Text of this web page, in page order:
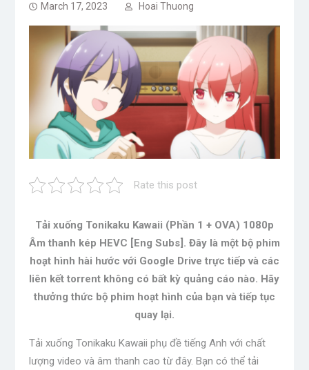
March 17, 2023 Hoai Thuong
Rate this post
Tải xuống Tonikaku Kawaii (Phần 1 + OVA) 1080p
Âm thanh kép HEVC [Eng Subs]. Đây là một bộ phim
hoạt hình hài hước với Google Drive trực tiếp và các
liên kết torrent không có bất kỳ quảng cáo nào. Hãy
thưởng thức bộ phim hoạt hình của bạn và tiếp tục
quay lại.
Tải xuống Tonikaku Kawaii phụ đề tiếng Anh với chất
lượng video và âm thanh cao từ đây. Bạn có thể tải